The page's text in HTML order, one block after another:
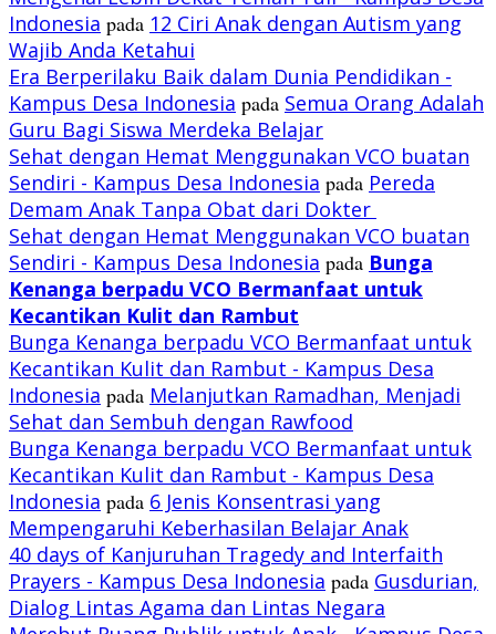
Indonesia pada 12 Ciri Anak dengan Autism yang
Wajib Anda Ketahui
Era Berperilaku Baik dalam Dunia Pendidikan -
Kampus Desa Indonesia pada Semua Orang Adalah
Guru Bagi Siswa Merdeka Belajar
Sehat dengan Hemat Menggunakan VCO buatan
Sendiri - Kampus Desa Indonesia pada Pereda
Demam Anak Tanpa Obat dari Dokter
Sehat dengan Hemat Menggunakan VCO buatan
Sendiri - Kampus Desa Indonesia pada Bunga
Kenanga berpadu VCO Bermanfaat untuk
Kecantikan Kulit dan Rambut
Bunga Kenanga berpadu VCO Bermanfaat untuk
Kecantikan Kulit dan Rambut - Kampus Desa
Indonesia pada Melanjutkan Ramadhan, Menjadi
Sehat dan Sembuh dengan Rawfood
Bunga Kenanga berpadu VCO Bermanfaat untuk
Kecantikan Kulit dan Rambut - Kampus Desa
Indonesia pada 6 Jenis Konsentrasi yang
Mempengaruhi Keberhasilan Belajar Anak
40 days of Kanjuruhan Tragedy and Interfaith
Prayers - Kampus Desa Indonesia pada Gusdurian,
Dialog Lintas Agama dan Lintas Negara